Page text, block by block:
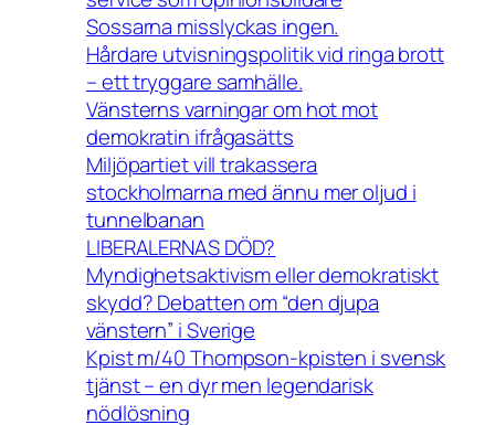
Sossarna misslyckas ingen.
Hårdare utvisningspolitik vid ringa brott
– ett tryggare samhälle.
Vänsterns varningar om hot mot
demokratin ifrågasätts
Miljöpartiet vill trakassera
stockholmarna med ännu mer oljud i
tunnelbanan
LIBERALERNAS DÖD?
Myndighetsaktivism eller demokratiskt
skydd? Debatten om “den djupa
vänstern” i Sverige
Kpist m/40 Thompson-kpisten i svensk
tjänst – en dyr men legendarisk
nödlösning